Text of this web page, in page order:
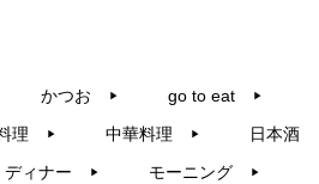
かつお ▶︎ go to eat ▶︎
理 ▶︎ 中華料理 ▶︎ 日本酒
ディナー ▶︎ モーニング ▶︎